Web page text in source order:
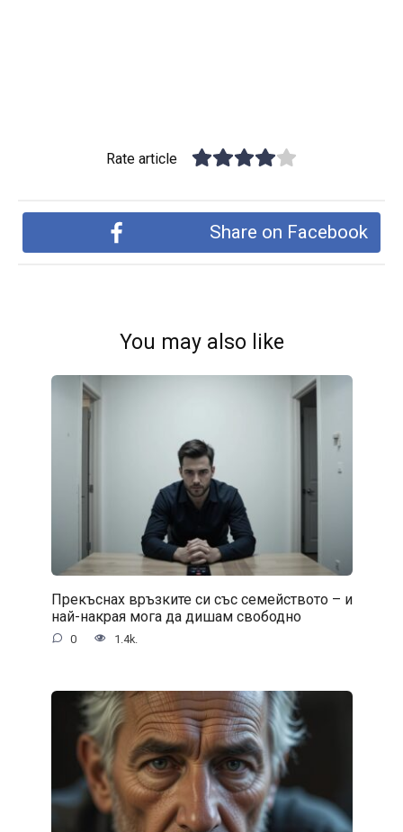
Rate article
Share on Facebook
You may also like
Прекъснах връзките си със семейството – и
най-накрая мога да дишам свободно
0 1.4k.